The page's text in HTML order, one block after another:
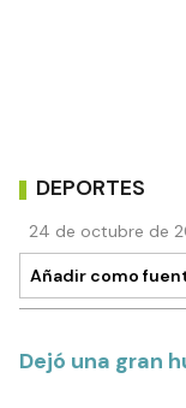
DEPORTES
24 de octubre de
Añadir como
Dejó una gran